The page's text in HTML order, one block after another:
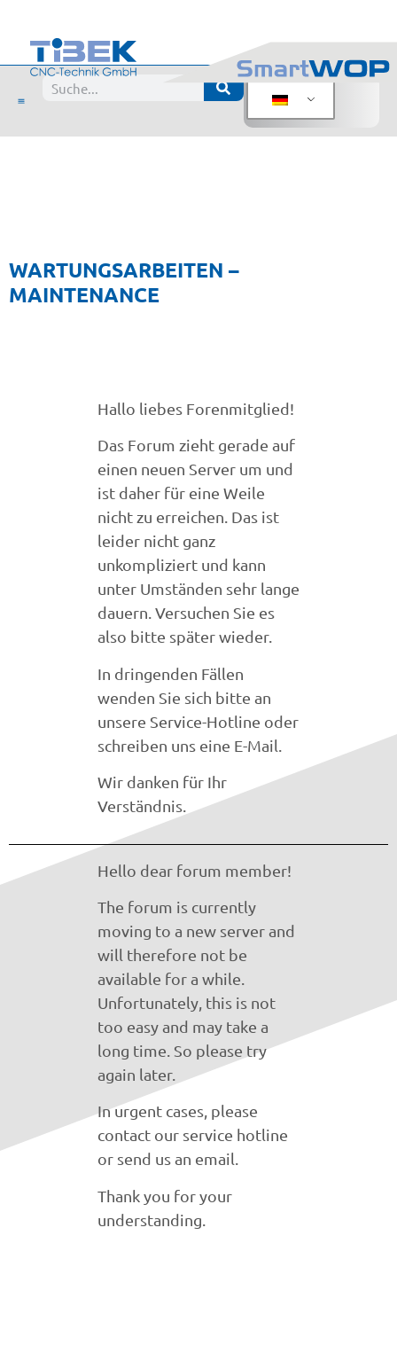
Hello dear forum member!
The forum is currently
moving to a new server and
will therefore not be
available for a while.
Unfortunately, this is not
too easy and may take a
long time. So please try
again later.
In urgent cases, please
contact our service hotline
or send us an email.
Thank you for your
understanding.
Hallo liebes Forenmitglied!
Das Forum zieht gerade auf
einen neuen Server um und
ist daher für eine Weile
nicht zu erreichen. Das ist
leider nicht ganz
unkompliziert und kann
unter Umständen sehr lange
dauern. Versuchen Sie es
also bitte später wieder.
In dringenden Fällen
wenden Sie sich bitte an
unsere Service-Hotline oder
schreiben uns eine E-Mail.
Wir danken für Ihr
Verständnis.
WARTUNGSARBEITEN –
MAINTENANCE